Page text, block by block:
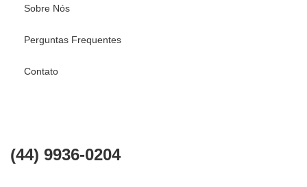
Sobre Nós
Perguntas Frequentes
Contato
(44) 9936-0204